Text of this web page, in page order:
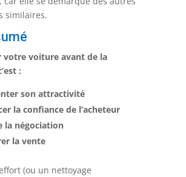
similaires.
votre voiture avant de la
:
son attractivité
la confiance de l’acheteur
la négociation
la vente
(ou un nettoyage